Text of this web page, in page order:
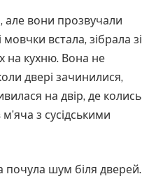
але вони прозвучали
встала, зібрала зі
на кухню. Вона не
двері зачинилися,
на двір, де колись
з сусідськими
почула шум біля дверей.